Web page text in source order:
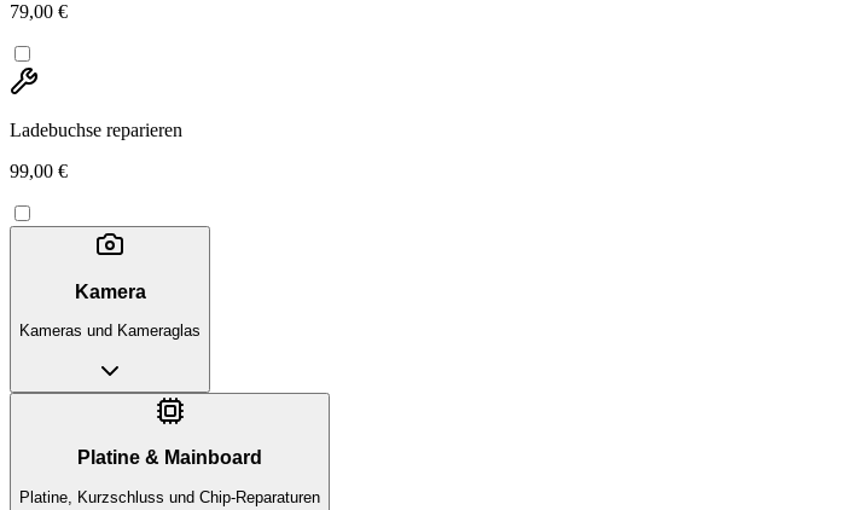
79,00 €
Ladebuchse reparieren
99,00 €
Kamera
Kameras und Kameraglas
Platine & Mainboard
Platine, Kurzschluss und Chip-Reparaturen